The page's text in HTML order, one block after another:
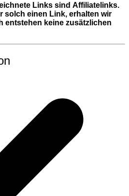
Links sind Affiliatelinks.
solch einen Link, erhalten wir
entstehen keine zusätzlichen